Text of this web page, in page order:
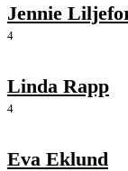
Jennie
4
Linda Rapp
4
Eva Eklund